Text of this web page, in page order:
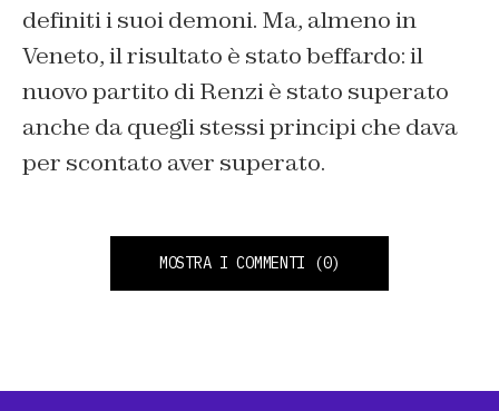
definiti i suoi demoni. Ma, almeno in
Veneto, il risultato è stato beffardo: il
nuovo partito di Renzi è stato superato
anche da quegli stessi principi che dava
per scontato aver superato.
MOSTRA I COMMENTI (0)